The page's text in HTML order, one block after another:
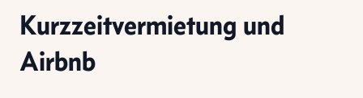
Kurzzeitvermietung und
Airbnb